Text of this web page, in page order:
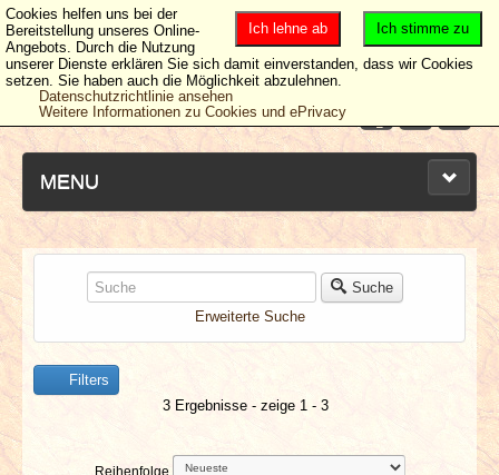
MENU
NEUESTE ARTIKEL
NEWS & DATES
BERICHTE
VERLOSUNGEN
Suche
Erweiterte Suche
Filters
3 Ergebnisse - zeige 1 - 3
Reihenfolge
Ich stimme zu
Ich lehne ab
Cookies helfen uns bei der
Bereitstellung unseres Online-
Angebots. Durch die Nutzung
unserer Dienste erklären Sie sich damit einverstanden, dass wir Cookies
setzen. Sie haben auch die Möglichkeit abzulehnen.
Datenschutzrichtlinie ansehen
Weitere Informationen zu Cookies und ePrivacy